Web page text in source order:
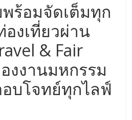
ร้อมจัดเต็มทุก
งเที่ยวผ่าน
& Fair
งงานมหกรรม
บโจทย์ทุกไลฟ์